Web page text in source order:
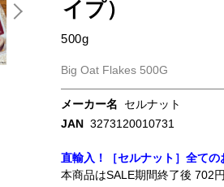
イプ）
500g
Big Oat Flakes 500G
メーカー名
セルナット
JAN 3273120010731
直輸入！［セルナット］全ての
本商品はSALE期間終了後 702